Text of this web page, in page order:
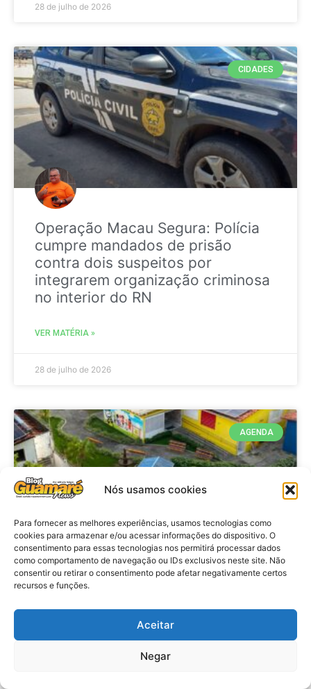
Nós usamos cookies
Para fornecer as melhores experiências, usamos tecnologias como
cookies para armazenar e/ou acessar informações do dispositivo. O
consentimento para essas tecnologias nos permitirá processar dados
como comportamento de navegação ou IDs exclusivos neste site. Não
consentir ou retirar o consentimento pode afetar negativamente certos
recursos e funções.
Aceitar
Negar
28 de julho de 2026
CIDADES
Operação Macau Segura: Polícia
cumpre mandados de prisão
contra dois suspeitos por
integrarem organização criminosa
no interior do RN
VER MATÉRIA »
28 de julho de 2026
AGENDA
Agenda: 10ª Mostra Pedagógica
da Casa Durval Paiva acontecerá
nesta quarta-feira (29)